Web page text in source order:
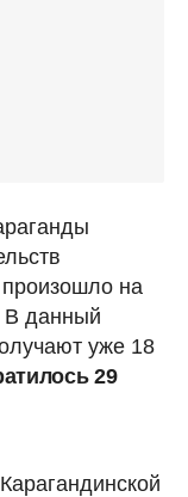
произошло на
В данный
уже 18
29